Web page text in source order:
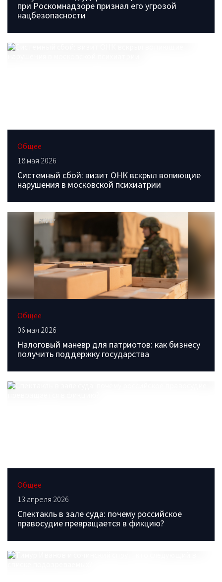
при Роскомнадзоре признал его угрозой
нацбезопасности
Общее
18 мая 2026
Системный сбой: визит ОНК вскрыл вопиющие
нарушения в московской психиатрии
Общее
06 мая 2026
Налоговый маневр для патриотов: как бизнесу
получить поддержку государства
Общее
13 апреля 2026
Спектакль в зале суда: почему российское
правосудие превращается в фикцию?